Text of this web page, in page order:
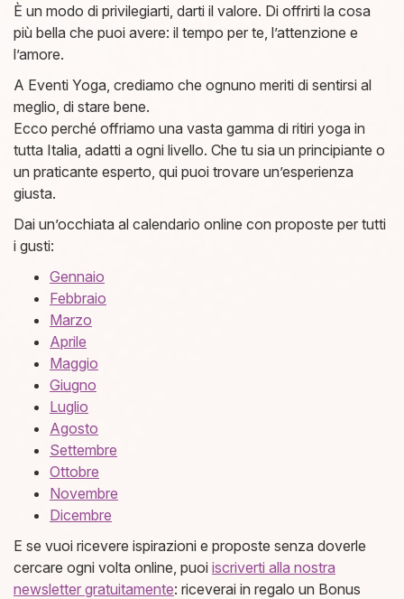
È un modo di privilegiarti, darti il valore. Di offrirti la cosa
più bella che puoi avere: il tempo per te, l’attenzione e
l’amore.
A Eventi Yoga, crediamo che ognuno meriti di sentirsi al
meglio, di stare bene.
Ecco perché offriamo una vasta gamma di ritiri yoga in
tutta Italia, adatti a ogni livello. Che tu sia un principiante o
un praticante esperto, qui puoi trovare un’esperienza
giusta.
Dai un’occhiata al calendario online con proposte per tutti
i gusti:
​Gennaio​
​Febbraio​
​Marzo​
​Aprile​
​Maggio​
​Giugno​
​Luglio​
​Agosto​
​Settembre​
​Ottobre​
​Novembre​
​Dicembre
E se vuoi ricevere ispirazioni e proposte senza doverle
cercare ogni volta online, puoi iscriverti alla nostra
newsletter gratuitamente: riceverai in regalo un Bonus